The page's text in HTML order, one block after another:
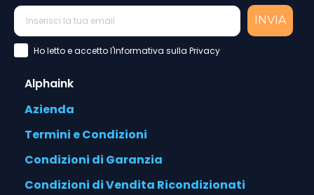
INVIA
Accettazione Privacy Policy
Ho letto e accetto l'Informativa sulla Privacy
Alphaink
Azienda
Termini e Condizioni
Condizioni di Garanzia
Condizioni di Vendita Ricondizionati